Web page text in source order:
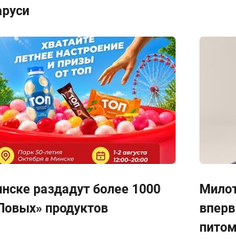
раздадут более 1000
продуктов